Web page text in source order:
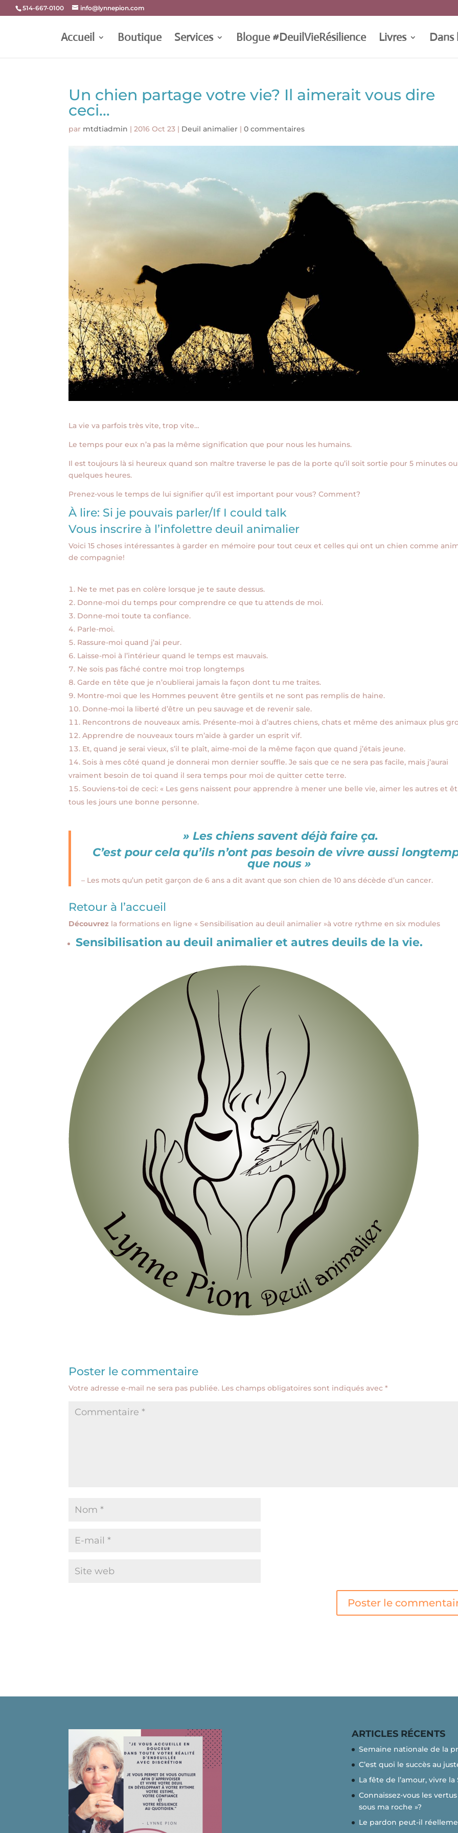
514-667-0100 info@lynnepion.com
Accueil Boutique Services Blogue #DeuilVieRésilience Livres Dans
Un chien partage votre vie? Il aimerait vous dire
ceci…
par mtdtiadmin |2016 Oct 23 | Deuil animalier |0 commentaires
La vie va parfois très vite, trop vite…
Le temps pour eux n’a pas la même signification que pour nous les humains.
Il est toujours là si heureux quand son maître traverse le pas de la porte qu’il soit sortie pour 5 minutes ou
quelques heures.
Prenez-vous le temps de lui signifier qu’il est important pour vous? Comment?
À lire: Si je pouvais parler/If I could talk
Vous inscrire à l’infolettre deuil animalier
Voici 15 choses intéressantes à garder en mémoire pour tout ceux et celles qui ont un chien comme
de compagnie!
Ne te met pas en colère lorsque je te saute dessus.
Donne-moi du temps pour comprendre ce que tu attends de moi.
Donne-moi toute ta confiance.
Parle-moi.
Rassure-moi quand j’ai peur.
Laisse-moi à l’intérieur quand le temps est mauvais.
Ne sois pas fâché contre moi trop longtemps
Garde en tête que je n’oublierai jamais la façon dont tu me traites.
Montre-moi que les Hommes peuvent être gentils et ne sont pas remplis de haine.
Donne-moi la liberté d’être un peu sauvage et de revenir sale.
Rencontrons de nouveaux amis. Présente-moi à d’autres chiens, chats et même des animaux plus
Apprendre de nouveaux tours m’aide à garder un esprit vif.
Et, quand je serai vieux, s’il te plaît, aime-moi de la même façon que quand j’étais jeune.
Sois à mes côté quand je donnerai mon dernier souffle. Je sais que ce ne sera pas facile, mais j’aurai
vraiment besoin de toi quand il sera temps pour moi de quitter cette terre.
Souviens-toi de ceci: « Les gens naissent pour apprendre à mener une belle vie, aimer les autres et
tous les jours une bonne personne.
» Les chiens savent déjà faire ça.
C’est pour cela qu’ils n’ont pas besoin de vivre aussi
que nous »
– Les mots qu’un petit garçon de 6 ans a dit avant que son chien de 10 ans décède d’un cancer.
Retour à l’accueil
Découvrez la formations en ligne « Sensibilisation au deuil animalier »à votre rythme en six modules
Sensibilisation au deuil animalier et autres deuils de la vie.
Poster le commentaire
Votre adresse e-mail ne sera pas publiée. Les champs obligatoires sont indiqués avec*
ARTICLES RÉCENTS
Semaine nationale de la
C’est quoi le succès au
La fête de l’amour, vivre
Connaissez-vous les
sous ma roche »?
Le pardon peut-il